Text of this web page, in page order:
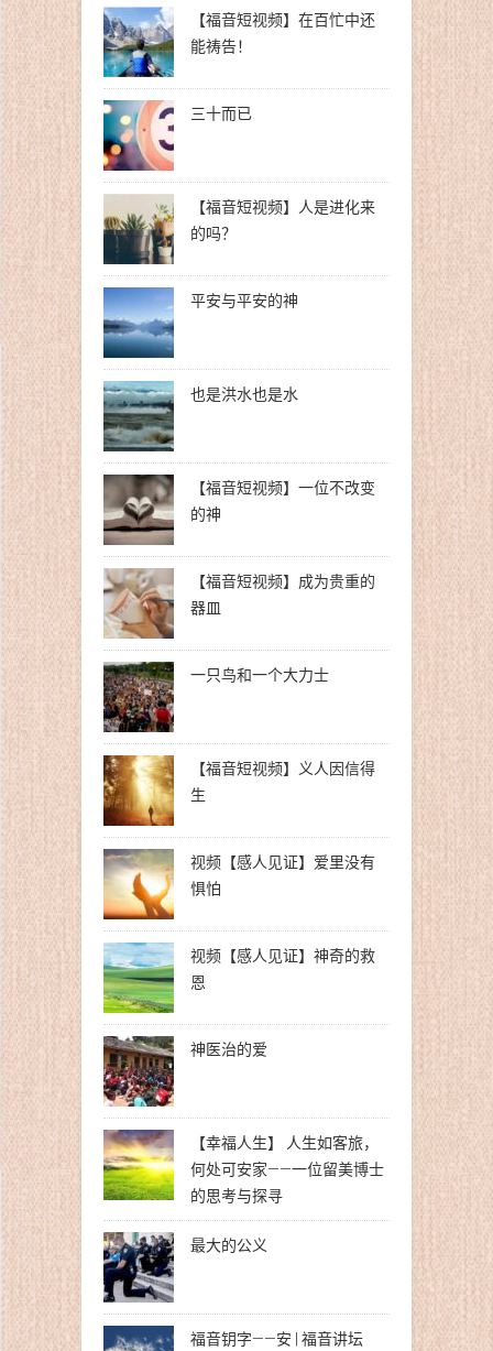
【福音短视频】在百忙中还
能祷告！
三十而已
【福音短视频】人是进化来
的吗？
平安与平安的神
也是洪水也是水
【福音短视频】一位不改变
的神
【福音短视频】成为贵重的
器皿
一只鸟和一个大力士
【福音短视频】义人因信得
生
视频【感人见证】爱里没有
惧怕
视频【感人见证】神奇的救
恩
神医治的爱
【幸福人生】 人生如客旅，
何处可安家——一位留美博士
的思考与探寻
最大的公义
福音钥字——安 | 福音讲坛